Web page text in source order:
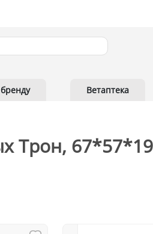
Ветаптека
Трон,